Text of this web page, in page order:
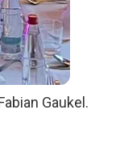
Gaukel.